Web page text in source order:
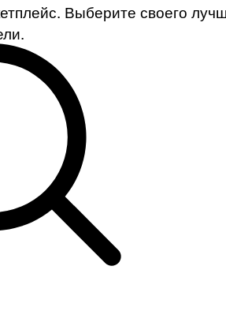
Выберите своего